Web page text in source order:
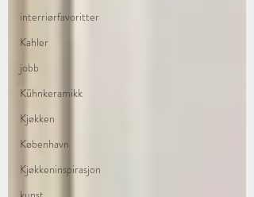
interriørfavoritter
Kahler
jobb
Kühnkeramikk
Kjøkken
København
Kjøkkeninspirasjon